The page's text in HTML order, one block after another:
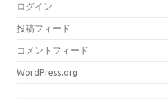
ログイン
投稿フィード
コメントフィード
WordPress.org